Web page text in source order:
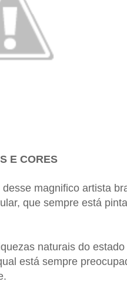
E CORES
magnifico artista
que sempre está
naturais do estado
está sempre